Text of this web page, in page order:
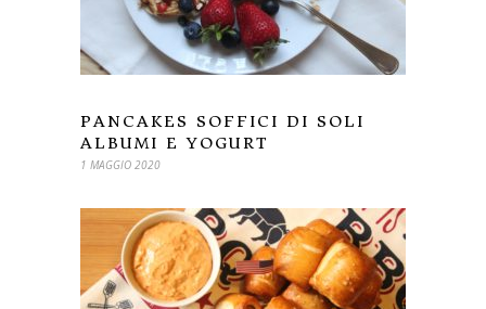
PANCAKES SOFFICI DI SOLI
ALBUMI E YOGURT
1 MAGGIO 2020